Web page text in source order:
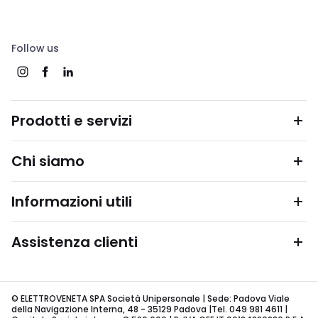
Follow us
Prodotti e servizi
Chi siamo
Informazioni utili
Assistenza clienti
© ELETTROVENETA SPA Società Unipersonale | Sede: Padova Viale
della Navigazione Interna, 48 - 35129 Padova |Tel. 049 981 4611 |